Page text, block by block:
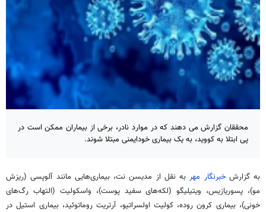
محققان گزارش می دهند که در موارد نادر، برخی از بیماران ممکن است در
پی ابتلا به کووید، به یک بیماری خودایمنی مبتلا شوند.
به گزارش خبرنگار مهر به نقل از مدیسننت، بیماری‌هایی مانندآلوپسی(ریزش
مو)، پسوریازیس، ویتیلیگو(لکه‌های سفید پوست)، واسکولیت (التهاب رگ‌های
خونی)، بیماری کرونروده، کولیت اولسراتیو، آرتریتروماتوئید، بیماری استیل در